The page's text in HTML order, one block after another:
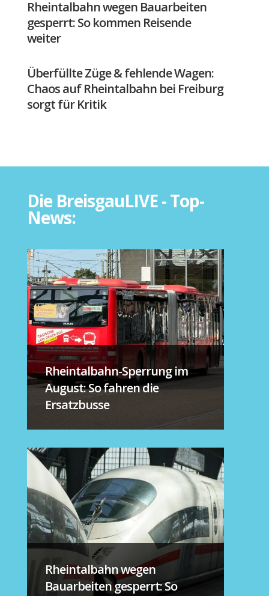
Rheintalbahn wegen Bauarbeiten
gesperrt: So kommen Reisende
weiter
Überfüllte Züge & fehlende Wagen:
Chaos auf Rheintalbahn bei Freiburg
sorgt für Kritik
Die BreisgauLIVE - Top-
News:
Rheintalbahn-Sperrung im
August: So fahren die
Ersatzbusse
Rheintalbahn wegen
Bauarbeiten gesperrt: So